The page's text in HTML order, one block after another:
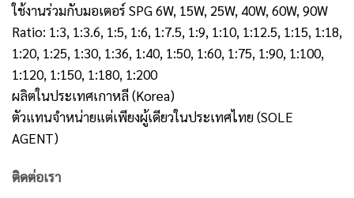
ใช้งานร่วมกับมอเตอร์ SPG 6W, 15W, 25W, 40W, 60W, 90W
Ratio: 1:3, 1:3.6, 1:5, 1:6, 1:7.5, 1:9, 1:10, 1:12.5, 1:15, 1:18,
1:20, 1:25, 1:30, 1:36, 1:40, 1:50, 1:60, 1:75, 1:90, 1:100,
1:120, 1:150, 1:180, 1:200
ผลิตในประเทศเกาหลี (Korea)
ตัวแทนจำหน่ายแต่เพียงผู้เดียวในประเทศไทย (SOLE
AGENT)
ติดต่อเรา